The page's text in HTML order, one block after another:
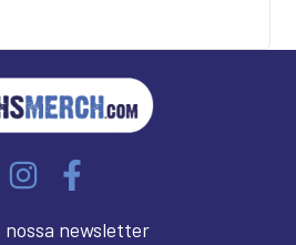
nossa newsletter